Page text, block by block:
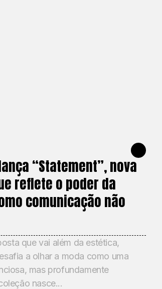
JULY 1, 2025
“Statement”, nova
reflete o poder da
comunicação não
que vai além da estética,
a olhar a moda como uma
mas profundamente
nasce...